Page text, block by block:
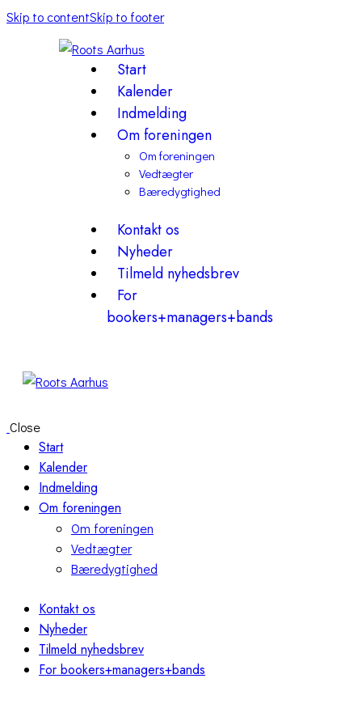
Skip to contentSkip to footer
Start
Kalender
Indmelding
Om foreningen
Om foreningen
Vedtægter
Bæredygtighed
Kontakt os
Nyheder
Tilmeld nyhedsbrev
For
bookers+managers+bands
Close
Start
Kalender
Indmelding
Om foreningen
Om foreningen
Vedtægter
Bæredygtighed
Kontakt os
Nyheder
Tilmeld nyhedsbrev
For bookers+managers+bands